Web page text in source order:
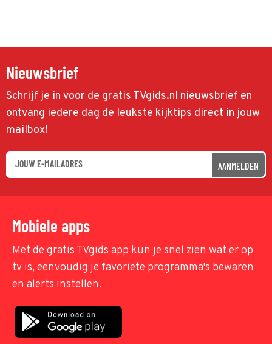
Nieuwsbrief
Schrijf je in voor de gratis TVgids.nl nieuwsbrief en
ontvang iedere dag de leukste kijktips direct in jouw
mailbox!
AANMELDEN
Mobiele apps
Met de gratis TVgids app kun je snel zien wat er op
tv is, eenvoudig je favoriete programma's bewaren
en alerts instellen.